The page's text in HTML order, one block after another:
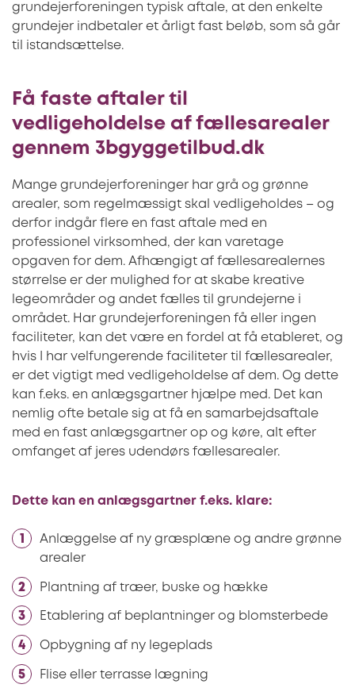
grundejerforeningen typisk aftale, at den enkelte
grundejer indbetaler et årligt fast beløb, som så går
til istandsættelse.
Få faste aftaler til
vedligeholdelse af fællesarealer
gennem 3bgyggetilbud.dk
Mange grundejerforeninger har grå og grønne
arealer, som regelmæssigt skal vedligeholdes – og
derfor indgår flere en fast aftale med en
professionel virksomhed, der kan varetage
opgaven for dem. Afhængigt af fællesarealernes
størrelse er der mulighed for at skabe kreative
legeområder og andet fælles til grundejerne i
området. Har grundejerforeningen få eller ingen
faciliteter, kan det være en fordel at få etableret, og
hvis I har velfungerende faciliteter til fællesarealer,
er det vigtigt med vedligeholdelse af dem. Og dette
kan f.eks. en anlægsgartner hjælpe med. Det kan
nemlig ofte betale sig at få en samarbejdsaftale
med en fast anlægsgartner op og køre, alt efter
omfanget af jeres udendørs fællesarealer.
Dette kan en anlægsgartner f.eks. klare:
Anlæggelse af ny græsplæne og andre grønne
arealer
Plantning af træer, buske og hække
Etablering af beplantninger og blomsterbede
Opbygning af ny legeplads
Flise eller terrasse lægning